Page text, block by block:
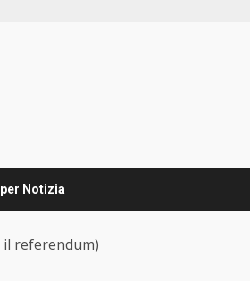
Notizia
referendum)